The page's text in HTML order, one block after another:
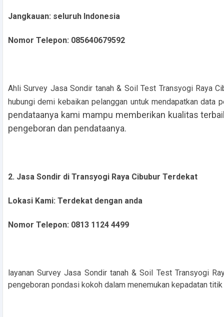
Jangkauan: seluruh Indonesia
Nomor Telepon: 085640679592
Ahli Survey Jasa Sondir tanah & Soil Test Transyogi Raya
hubungi demi kebaikan pelanggan untuk mendapatkan data
pendataanya kami mampu memberikan kualitas
pengeboran dan pendataanya.
2. Jasa Sondir di Transyogi Raya Cibubur Terdekat
Lokasi Kami: Terdekat dengan anda
Nomor Telepon: 0813 1124 4499
layanan Survey Jasa Sondir tanah & Soil Test Transyogi
pengeboran pondasi kokoh dalam menemukan kepadatan